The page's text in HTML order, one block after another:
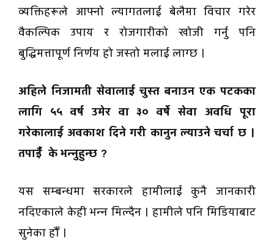
व्यक्तिहरूले आफ्नो ल्यागतलाई बेलैमा विचार गरेर
वैकल्पिक उपाय र रोजगारीको खोजी गर्नु पनि
बुद्धिमत्तापूर्ण निर्णय हो जस्तो मलाई लाग्छ ।
अहिले निजामती सेवालाई चुस्त बनाउन एक पटकका
लागि ५५ वर्ष उमेर वा ३० वर्षे सेवा अवधि पूरा
गरेकालाई अवकाश दिने गरी कानुन ल्याउने चर्चा छ ।
तपाईँ के भन्नुहुन्छ ?
यस सम्बन्धमा सरकारले हामीलाई कुनै जानकारी
नदिएकाले केही भन्न मिल्दैन । हामीले पनि मिडियाबाट
सुनेका हौँ ।